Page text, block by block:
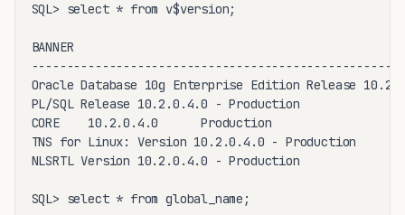
SQL> select * from v$version;
BANNER
Oracle Database 10g Enterprise Edition Release
PL/SQL Release 10.2.0.4.0 - Production
CORE    10.2.0.4.0      Production
TNS for Linux: Version 10.2.0.4.0 - Production
NLSRTL Version 10.2.0.4.0 - Production
SQL> select * from global_name;